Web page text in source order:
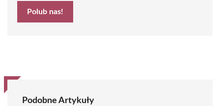
Polub nas!
Podobne Artykuły